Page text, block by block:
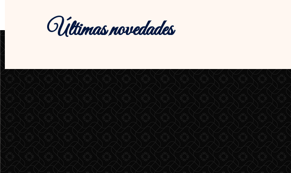
Últimas novedades